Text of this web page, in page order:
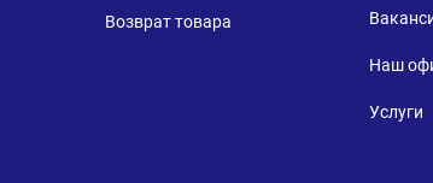
Возврат товара
Наш
Услуги